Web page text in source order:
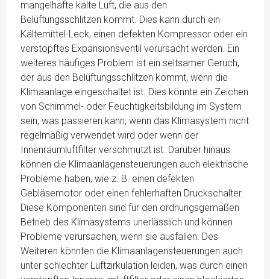
mangelhafte kalte Luft, die aus den
Belüftungsschlitzen kommt. Dies kann durch ein
Kältemittel-Leck, einen defekten Kompressor oder ein
verstopftes Expansionsventil verursacht werden. Ein
weiteres häufiges Problem ist ein seltsamer Geruch,
der aus den Belüftungsschlitzen kommt, wenn die
Klimaanlage eingeschaltet ist. Dies könnte ein Zeichen
von Schimmel- oder Feuchtigkeitsbildung im System
sein, was passieren kann, wenn das Klimasystem nicht
regelmäßig verwendet wird oder wenn der
Innenraumluftfilter verschmutzt ist. Darüber hinaus
können die Klimaanlagensteuerungen auch elektrische
Probleme haben, wie z. B. einen defekten
Gebläsemotor oder einen fehlerhaften Druckschalter.
Diese Komponenten sind für den ordnungsgemäßen
Betrieb des Klimasystems unerlässlich und können
Probleme verursachen, wenn sie ausfallen. Des
Weiteren könnten die Klimaanlagensteuerungen auch
unter schlechter Luftzirkulation leiden, was durch einen